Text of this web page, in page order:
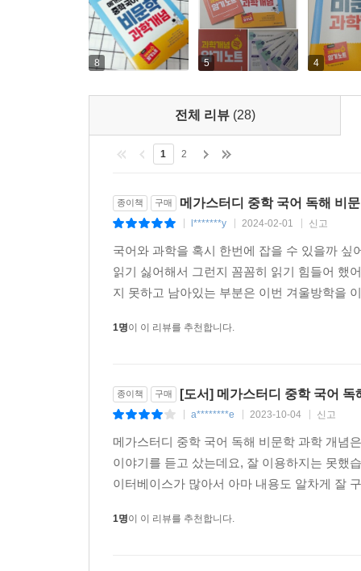
8 5 4
전체 리뷰 (28)
1 2
종이책 구매 메가스터디 중학 국어 독해 비
l*******y 2024-02-01 신고
국어와 과학을 혹시 한번에 잡을 수 있을까
읽기 싫어해서 그런지 꼼꼼히 읽기 힘들어 했
지 못하고 남아있는 부분은 이번 겨울방학을
1명이 이 리뷰를 추천합니다.
종이책 구매 [도서] 메가스터디 중학 국어 독
a********e 2023-10-04 신고
메가스터디 중학 국어 독해 비문학 과학 개념
이야기를 듣고 샀는데요, 잘 이용하지는 못했
이터베이스가 많아서 아마 내용도 알차게 잘
1명이 이 리뷰를 추천합니다.